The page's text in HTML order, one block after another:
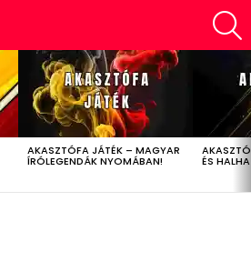
AKASZTÓFA JÁTÉK – MAGYAR
ÍRÓLEGENDÁK NYOMÁBAN! ÉS